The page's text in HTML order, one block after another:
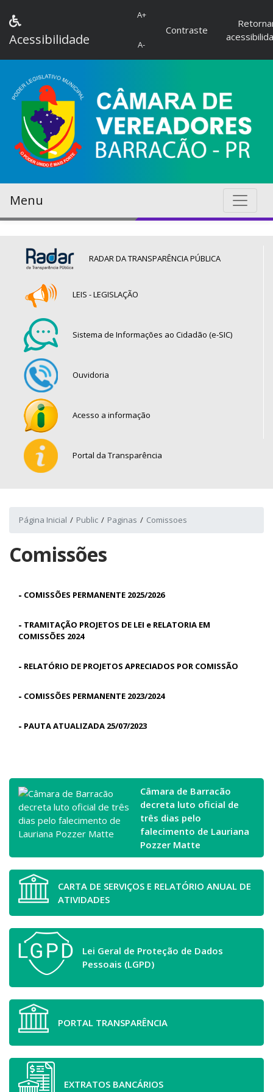
Acessibilidade
A+
A-
Contraste
Menu
RADAR DA TRANSPARÊNCIA PÚBLICA
LEIS - LEGISLAÇÃO
Sistema de Informações ao Cidadão (e-SIC)
Ouvidoria
Acesso a informação
Portal da Transparência
Página Inicial Public Paginas Comissoes
Comissões
- COMISSÕES PERMANENTE 2025/2026
- TRAMITAÇÃO PROJETOS DE LEI e RELATORIA EM
COMISSÕES 2024
- RELATÓRIO DE PROJETOS APRECIADOS POR COMISSÃO
- COMISSÕES PERMANENTE 2023/2024
- PAUTA ATUALIZADA 25/07/2023
Câmara de Barracão
decreta luto oficial de
três dias pelo
falecimento de Lauriana
Pozzer Matte
CARTA DE SERVIÇOS E RELATÓRIO ANUAL DE
ATIVIDADES
Lei Geral de Proteção de Dados
Pessoais (LGPD)
PORTAL TRANSPARÊNCIA
EXTRATOS BANCÁRIOS